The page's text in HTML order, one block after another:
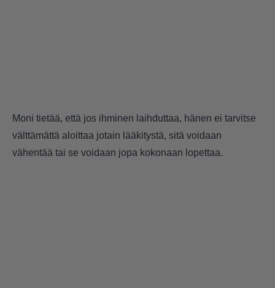
Moni tietää, että jos ihminen laihduttaa, hänen ei tarvitse
välttämättä aloittaa jotain lääkitystä, sitä voidaan
vähentää tai se voidaan jopa kokonaan lopettaa.